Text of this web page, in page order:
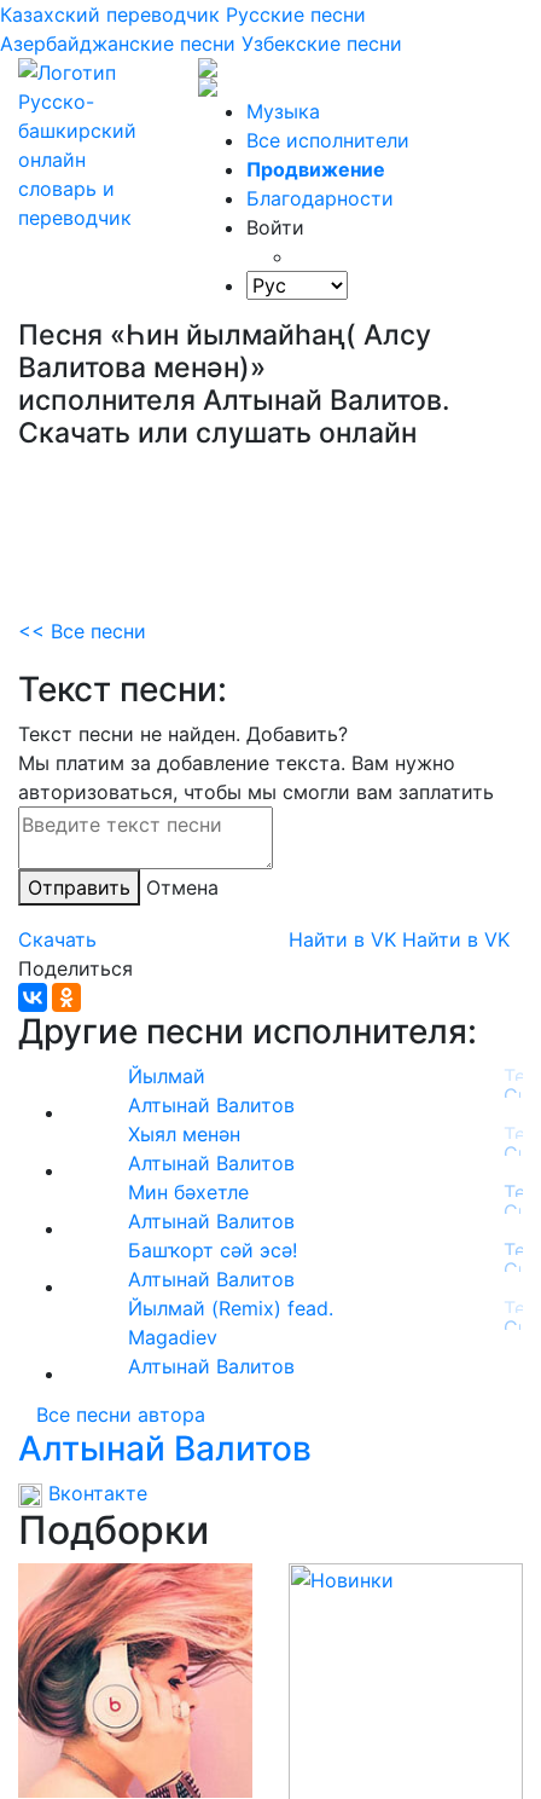
Казахский переводчик Русские песни
Азербайджанские песни Узбекские песни
Музыка
Все исполнители
Продвижение
Благодарности
Войти
Песня «Һин йылмайһаң( Алсу
Валитова менән)»
исполнителя Алтынай Валитов.
Скачать или слушать онлайн
<< Все песни
Текст песни:
Текст песни не найден. Добавить?
Мы платим за добавление текста. Вам нужно
авторизоваться, чтобы мы смогли вам заплатить
Отправить Отмена
Скачать Найти в VK Найти в VK
Поделиться
Другие песни исполнителя:
Йылмай
Алтынай Валитов
Хыял менән
Алтынай Валитов
Мин бәхетле
Алтынай Валитов
Башҡорт сәй эсә!
Алтынай Валитов
Йылмай (Remix) fead.
Magadiev
Алтынай Валитов
Все песни автора
Алтынай Валитов
Вконтакте
Подборки